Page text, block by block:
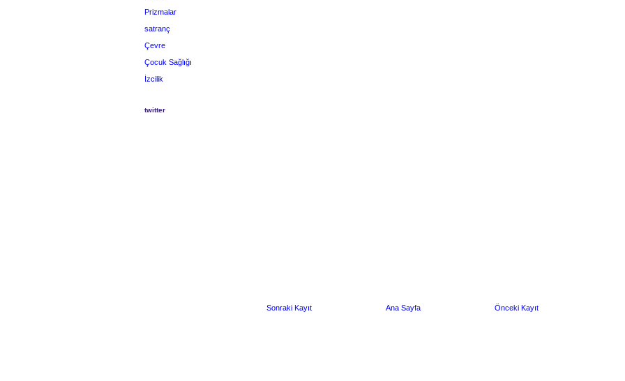
Sonraki Kayıt Önceki Kayıt
Ana Sayfa
Prizmalar
satranç
Çevre
Çocuk Sağlığı
İzcilik
twitter